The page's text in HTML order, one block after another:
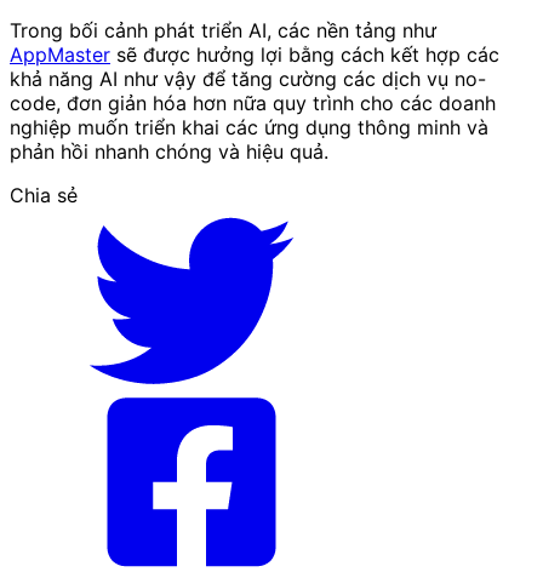
Trong bối cảnh phát triển AI, các nền tảng như
AppMaster sẽ được hưởng lợi bằng cách kết hợp các
khả năng AI như vậy để tăng cường các dịch vụ no-
code, đơn giản hóa hơn nữa quy trình cho các doanh
nghiệp muốn triển khai các ứng dụng thông minh và
phản hồi nhanh chóng và hiệu quả.
Chia sẻ